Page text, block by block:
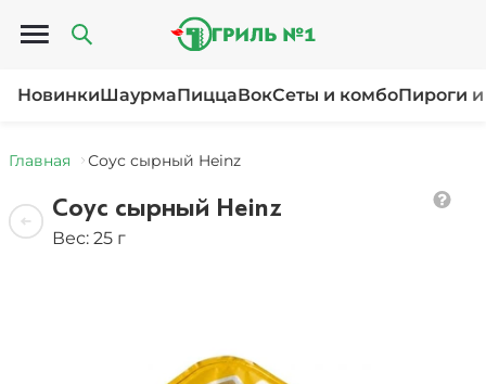
Открыть меню
НовинкиШаурмаПиццаВокСеты и комбоПироги
Главная Соус сырный Heinz
Соус сырный Heinz
Вес: 25 г